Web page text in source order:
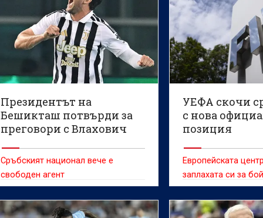
Президентът на
Бешикташ потвърди за
преговори с Влахович
Сръбският национал вече е
свободен агент
УЕФА скочи
с нова
позиция
Европейската
заплахата си за
Световното след
среща на